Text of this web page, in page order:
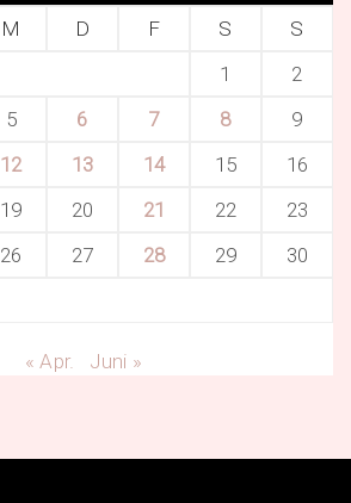
M D F S
S
1
2
5 6 7 8
9
12 13 14 15
16
19 20 21 22
23
26 27 28 29
30
« Apr. Juni »